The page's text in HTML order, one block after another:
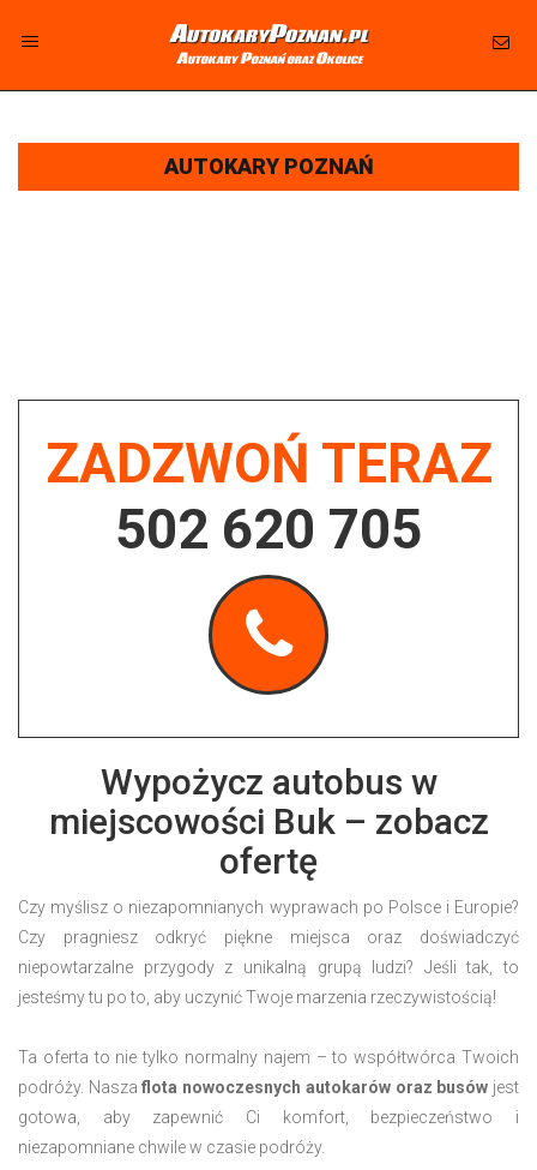
AutokaryPoznan.pl
Autokary Poznań oraz Okolice
AUTOKARY POZNAŃ
ZADZWOŃ TERAZ
502 620 705
Wypożycz autobus w
miejscowości Buk – zobacz
ofertę
Czy myślisz o niezapomnianych wyprawach po Polsce i Europie?
Czy pragniesz odkryć piękne miejsca oraz doświadczyć
niepowtarzalne przygody z unikalną grupą ludzi? Jeśli tak, to
jesteśmy tu po to, aby uczynić Twoje marzenia rzeczywistością!
Ta oferta to nie tylko normalny najem – to współtwórca Twoich
podróży. Naszaflota nowoczesnych autokarów oraz busów jest
gotowa, aby zapewnić Ci komfort, bezpieczeństwo i
niezapomniane chwile w czasie podróży.